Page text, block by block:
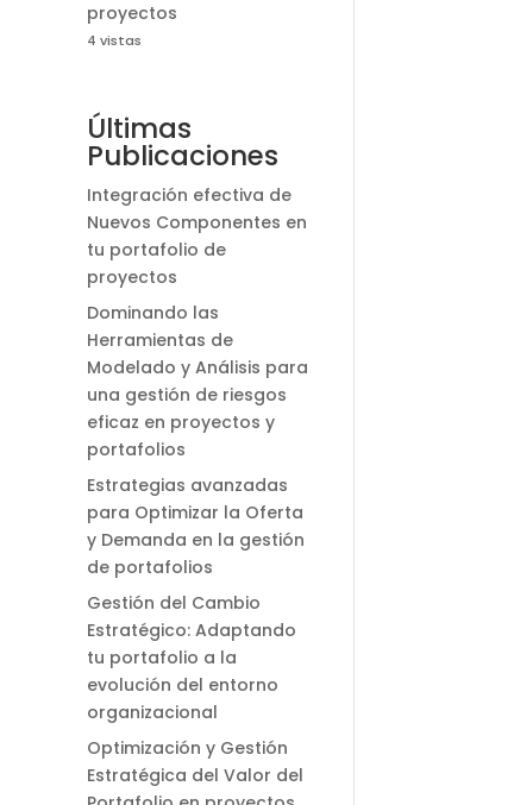
proyectos
4 vistas
Últimas
Publicaciones
Integración efectiva de
Nuevos Componentes en
tu portafolio de
proyectos
Dominando las
Herramientas de
Modelado y Análisis para
una gestión de riesgos
eficaz en proyectos y
portafolios
Estrategias avanzadas
para Optimizar la Oferta
y Demanda en la gestión
de portafolios
Gestión del Cambio
Estratégico: Adaptando
tu portafolio a la
evolución del entorno
organizacional
Optimización y Gestión
Estratégica del Valor del